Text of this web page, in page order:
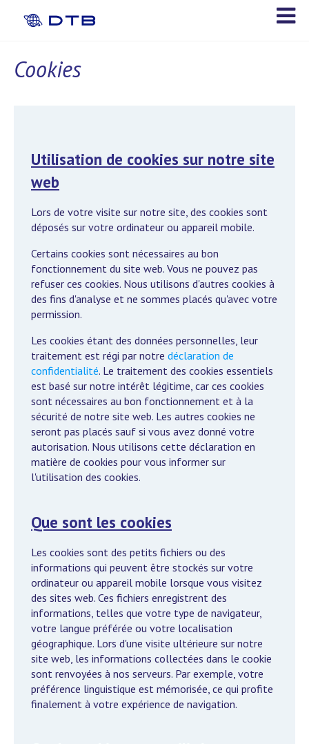
Cookies
Utilisation de cookies sur notre site
web
Lors de votre visite sur notre site, des cookies sont
déposés sur votre ordinateur ou appareil mobile.
Certains cookies sont nécessaires au bon
fonctionnement du site web. Vous ne pouvez pas
refuser ces cookies. Nous utilisons d'autres cookies à
des fins d'analyse et ne sommes placés qu'avec votre
permission.
Les cookies étant des données personnelles, leur
traitement est régi par notre déclaration de
confidentialité. Le traitement des cookies essentiels
est basé sur notre intérêt légitime, car ces cookies
sont nécessaires au bon fonctionnement et à la
sécurité de notre site web. Les autres cookies ne
seront pas placés sauf si vous avez donné votre
autorisation. Nous utilisons cette déclaration en
matière de cookies pour vous informer sur
l'utilisation des cookies.
Que sont les cookies
Les cookies sont des petits fichiers ou des
informations qui peuvent être stockés sur votre
ordinateur ou appareil mobile lorsque vous visitez
des sites web. Ces fichiers enregistrent des
informations, telles que votre type de navigateur,
votre langue préférée ou votre localisation
géographique. Lors d'une visite ultérieure sur notre
site web, les informations collectées dans le cookie
sont renvoyées à nos serveurs. Par exemple, votre
préférence linguistique est mémorisée, ce qui profite
finalement à votre expérience de navigation.